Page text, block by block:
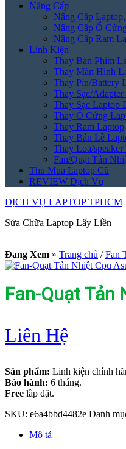
Nâng Cấp
Nâng Cấp
Nâng Cấp Ổ
Nâng Cấp Ram
Linh Kiện
Thay Bàn Phím
Thay Màn Hình
Thay Pin/Battery
Thay Sạc/
Thay Sạc Laptop
Thay Ổ Cứng
Thay Ram Laptop
Thay Bản Lề
Thay Loa/speaker
Fan/Quạt Tản
Thu Mua Laptop Cũ
REVIEW Dịch Vụ
DỊCH VỤ LAPTOP TPHCM
Sửa Chữa Laptop Lấy Liền
Đang Xem » Trang chủ / Fan
Fan-Quạt Tản
Liên Hệ
Sản phẩm: Linh kiện chính
Bảo hành: 6 tháng.
Free lắp đặt.
SKU: e6a4bbd4482e Danh
Mô tả